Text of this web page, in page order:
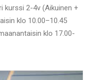
kurssi 2-4v (Aikuinen +
klo 10.00–10.45
klo 17.00-